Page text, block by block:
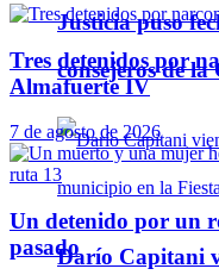
Justicia puso
consejeros de
Darío Capitani
Tres detenidos por
Almafuerte IV
7 de agosto de 2026
Un detenido por un
pasado